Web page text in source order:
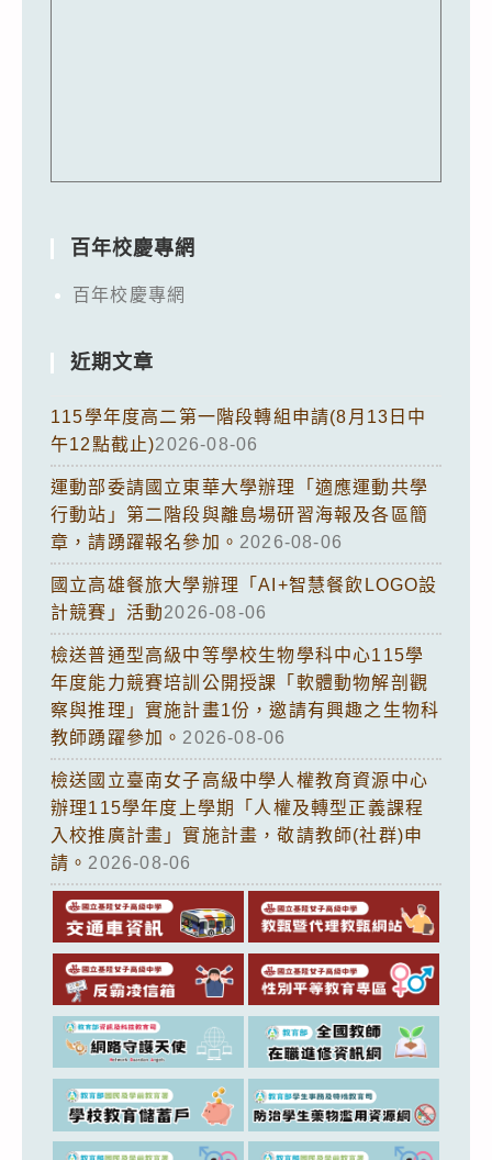
百年校慶專網
百年校慶專網
近期文章
115學年度高二第一階段轉組申請(8月13日中
午12點截止)2026-08-06
運動部委請國立東華大學辦理「適應運動共學
行動站」第二階段與離島場研習海報及各區簡
章，請踴躍報名參加。 2026-08-06
國立高雄餐旅大學辦理「AI+智慧餐飲LOGO設
計競賽」活動2026-08-06
檢送普通型高級中等學校生物學科中心115學
年度能力競賽培訓公開授課「軟體動物解剖觀
察與推理」實施計畫1份，邀請有興趣之生物科
教師踴躍參加。 2026-08-06
檢送國立臺南女子高級中學人權教育資源中心
辦理115學年度上學期「人權及轉型正義課程
入校推廣計畫」實施計畫，敬請教師(社群)申
請。 2026-08-06